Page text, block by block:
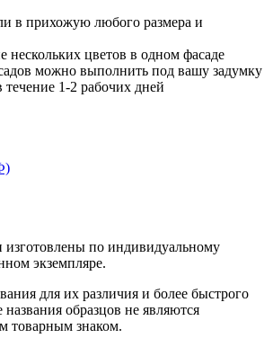
в прихожую любого размера и
нескольких цветов в одном фасаде
можно выполнить под вашу задумку
течение 1-2 рабочих дней
изготовлены по индивидуальному
экземпляре.
для их различия и более быстрого
названия образцов не являются
товарным знаком.